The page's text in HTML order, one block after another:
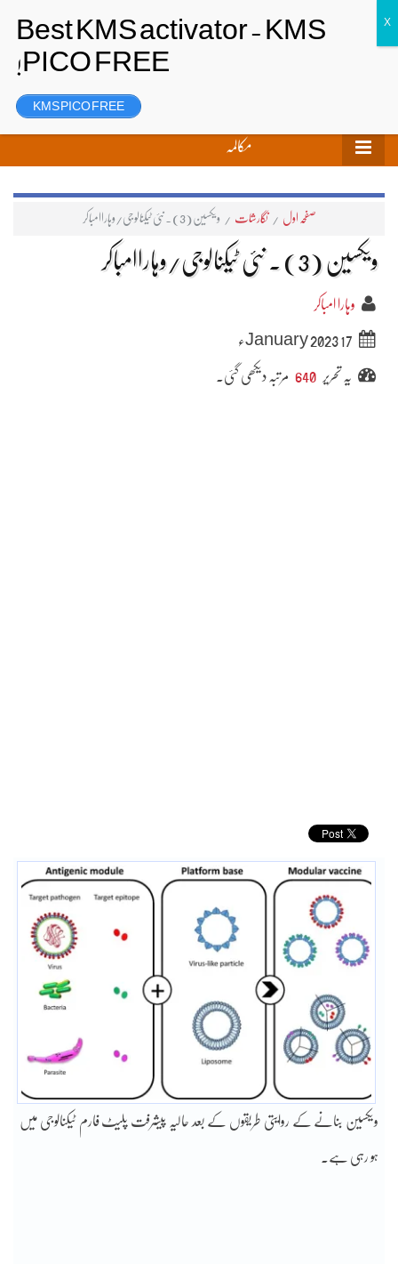
رجسٹر
مکالمہ
صفحہ اول / نگارشات / ویکسین (3) ۔ نئی ٹیکنالوجی/وہاراامباکر
ویکسین (3) ۔ نئی ٹیکنالوجی/وہاراامباکر
وہارا امباکر
17 January 2023ء
یہ تحریر 640 مرتبہ دیکھی گئی۔
ویکسین بنانے کے روایتی طریقوں کے بعد حالیہ پیشرفت پلیٹ فارم ٹیکنالوجی میں
ہو رہی ہے۔
KMS PICO FREE